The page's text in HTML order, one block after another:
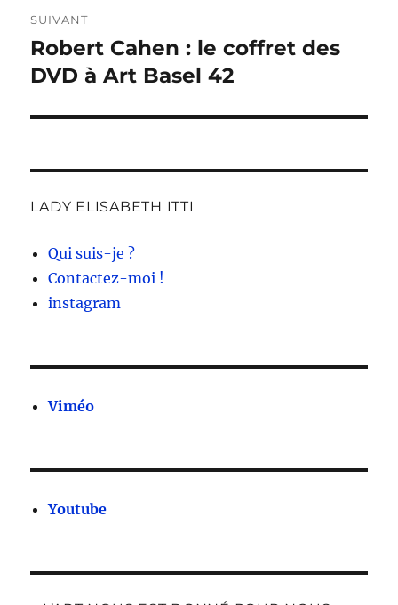
SUIVANT
Publication
suivante :
Robert Cahen : le coffret des
DVD à Art Basel 42
LADY ELISABETH ITTI
Qui suis-je ?
Contactez-moi !
instagram
Viméo
Youtube